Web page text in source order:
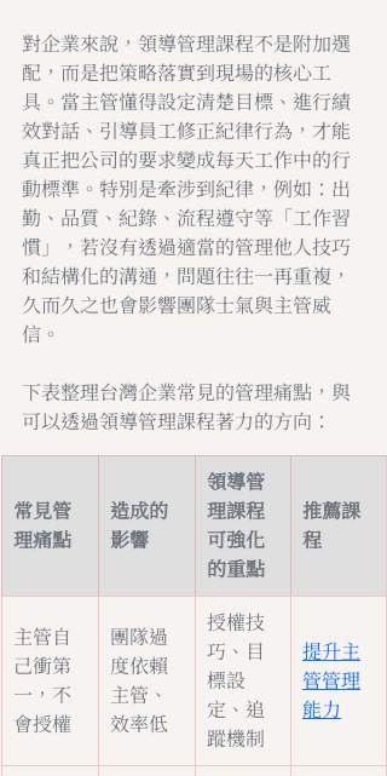
對企業來說，領導管理課程不是附加選
配，而是把策略落實到現場的核心工
具。當主管懂得設定清楚目標、進行績
效對話、引導員工修正紀律行為，才能
真正把公司的要求變成每天工作中的行
動標準。特別是牽涉到紀律，例如：出
勤、品質、紀錄、流程遵守等「工作習
慣」，若沒有透過適當的管理他人技巧
和結構化的溝通，問題往往一再重複，
久而久之也會影響團隊士氣與主管威
信。
下表整理台灣企業常見的管理痛點，與
可以透過領導管理課程著力的方向：
常見管
理痛點
造成的
影響
領導管
理課程
可強化
的重點
推薦課
程
主管自
己衝第
一，不
會授權
團隊過
度依賴
主管、
效率低
授權技
巧、目
標設
定、追
蹤機制
提升主
管管理
能力